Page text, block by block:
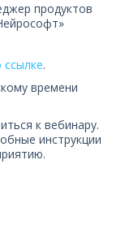
продуктов
ссылке.
времени
к вебинару.
инструкции